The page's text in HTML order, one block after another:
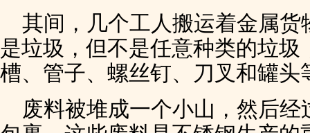
其间，几个工人搬运着金属
是垃圾，但不是任意种类的垃
槽、管子、螺丝钉、刀叉和罐头
废料被堆成一个小山，然后